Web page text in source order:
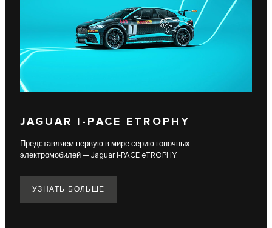
JAGUAR I-PACE ETROPHY
Представляем первую в мире серию гоночных
электромобилей — Jaguar I-PACE eTROPHY.
УЗНАТЬ БОЛЬШЕ